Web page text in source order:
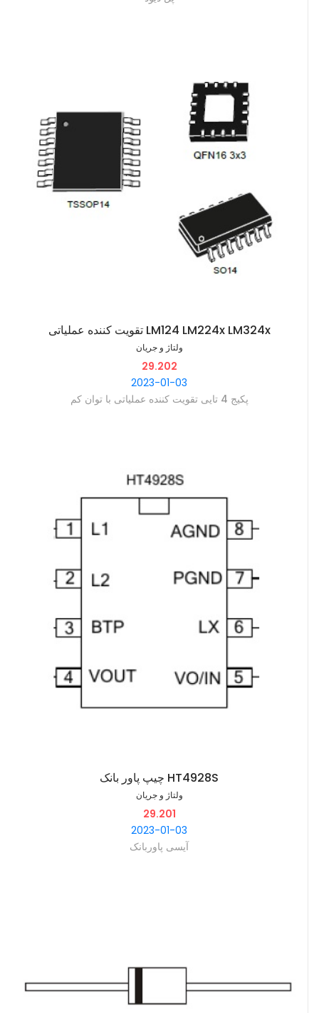
پل دیود
تقویت کننده عملیاتی LM124 LM224x LM324x
29.202
2023-01-03
‫پکیج 4 تایی تقویت کننده عملیاتی با توان کم
چیپ پاور بانک HT4928S
29.201
2023-01-03
آیسی پاوربانک